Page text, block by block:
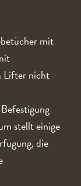
mit
Lifter nicht
stellt einige
die